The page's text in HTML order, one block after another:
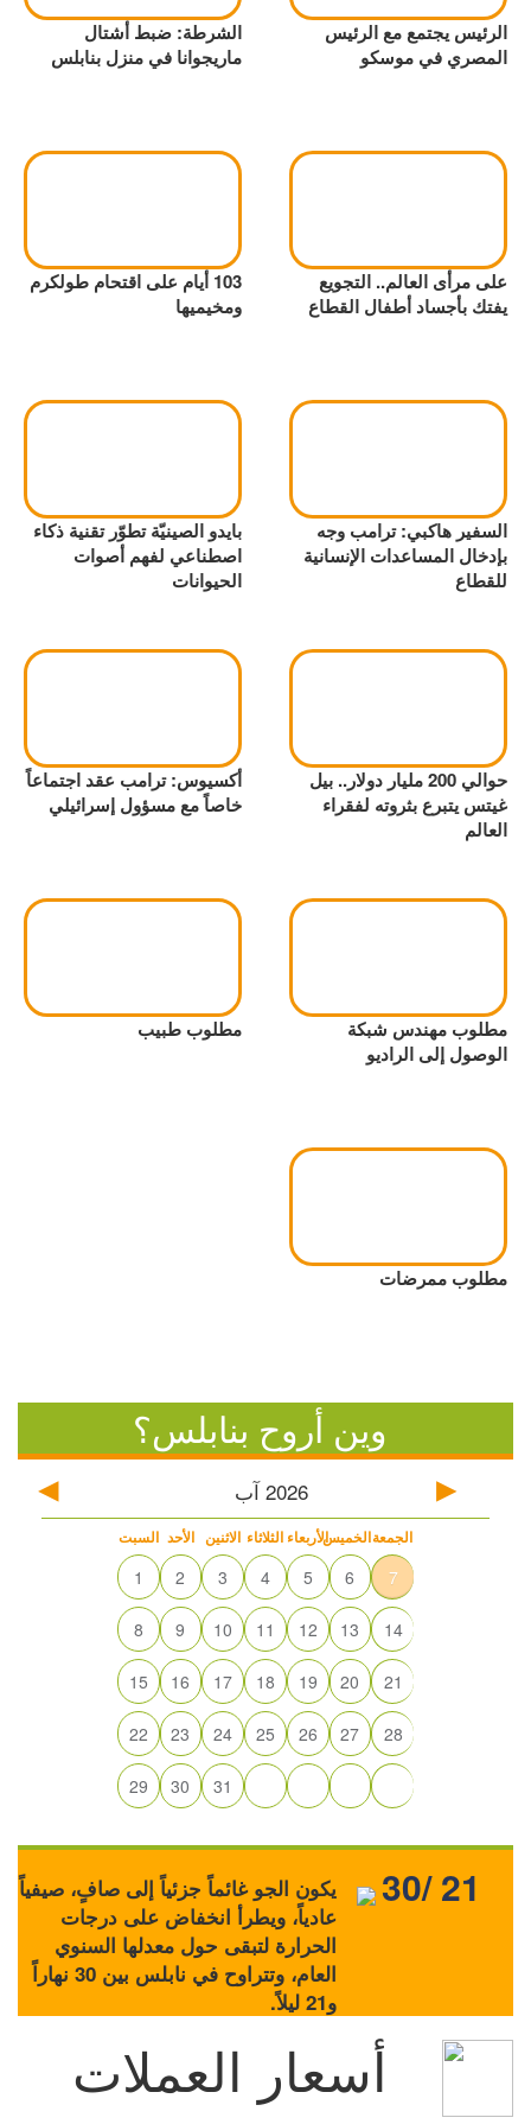
الرئيس يجتمع مع الرئيس
المصري في موسكو
الشرطة: ضبط أشتال
ماريجوانا في منزل بنابلس
على مرأى العالم.. التجويع
يفتك بأجساد أطفال القطاع
103 أيام على اقتحام طولكرم
ومخيميها
السفير هاكبي: ترامب وجه
بإدخال المساعدات الإنسانية
للقطاع
بايدو الصينيّة تطوّر تقنية ذكاء
اصطناعي لفهم أصوات
الحيوانات
حوالي 200 مليار دولار.. بيل
غيتس يتبرع بثروته لفقراء
العالم
أكسيوس: ترامب عقد اجتماعاً
خاصاً مع مسؤول إسرائيلي
مطلوب مهندس شبكة
الوصول إلى الراديو
مطلوب طبيب
مطلوب ممرضات
وين أروح بنابلس؟
2026 آب
السبت الأحد الاثنين الثلاثاء الأربعاءالخميسالجمعة
1 2 3 4 5 6 7
8 9 10 11 12 13 14
15 16 17 18 19 20 21
22 23 24 25 26 27 28
29 30 31
يكون الجو غائماً جزئياً إلى صافٍ، صيفياً
عادياً، ويطرأ انخفاض على درجات
الحرارة لتبقى حول معدلها السنوي
العام، وتتراوح في نابلس بين 30 نهاراً
و21 ليلاً.
30/ 21
أسعار العملات